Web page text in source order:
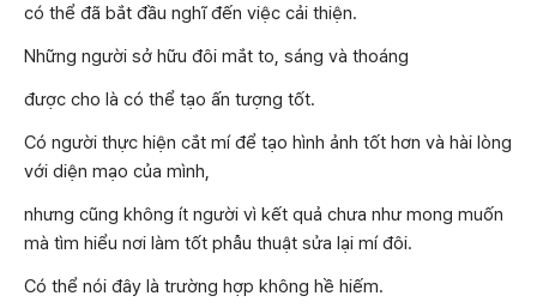
có thể đã bắt đầu nghĩ đến việc cải thiện.
Những người sở hữu đôi mắt to, sáng và thoáng
được cho là có thể tạo ấn tượng tốt.
Có người thực hiện cắt mí để tạo hình ảnh tốt hơn và hài lòng
với diện mạo của mình,
nhưng cũng không ít người vì kết quả chưa như mong muốn
mà tìm hiểu nơi làm tốt phẫu thuật sửa lại mí đôi.
Có thể nói đây là trường hợp không hề hiếm.